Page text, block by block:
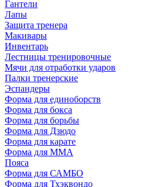
Гантели
Лапы
Защита тренера
Макивары
Инвентарь
Лестницы тренировочные
Мячи для отработки ударов
Палки тренерские
Эспандеры
Форма для единоборств
Форма для бокса
Форма для борьбы
Форма для Дзюдо
Форма для карате
Форма для MMA
Пояса
Форма для САМБО
Форма для Тхэквондо